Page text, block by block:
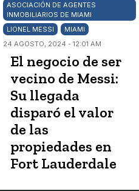
ASOCIACIÓN DE AGENTES
INMOBILIARIOS DE MIAMI
LIONEL MESSI
MIAMI
24 AGOSTO, 2024 - 12:01 AM
El negocio de ser
vecino de Messi:
Su llegada
disparó el valor
de las
propiedades en
Fort Lauderdale